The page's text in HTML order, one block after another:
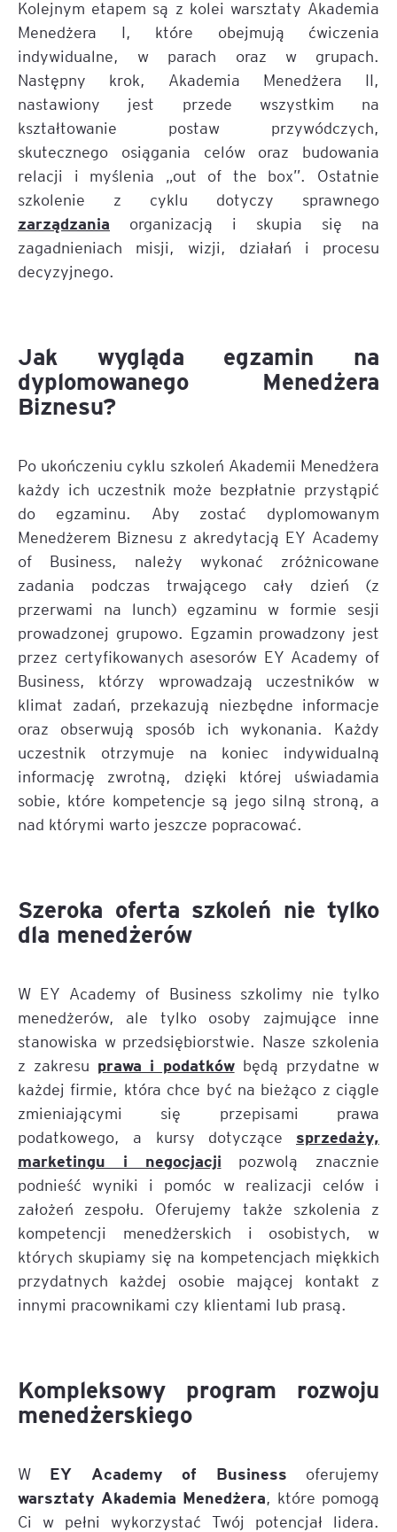
Kolejnym etapem są z kolei warsztaty Akademia
Menedżera I, które obejmują ćwiczenia
indywidualne, w parach oraz w grupach.
Następny krok, Akademia Menedżera II,
nastawiony jest przede wszystkim na
kształtowanie postaw przywódczych,
skutecznego osiągania celów oraz budowania
relacji i myślenia „out of the box”. Ostatnie
szkolenie z cyklu dotyczy sprawnego
zarządzania organizacją i skupia się na
zagadnieniach misji, wizji, działań i procesu
decyzyjnego.
Jak wygląda egzamin na
dyplomowanego Menedżera
Biznesu?
Po ukończeniu cyklu szkoleń Akademii Menedżera
każdy ich uczestnik może bezpłatnie przystąpić
do egzaminu. Aby zostać dyplomowanym
Menedżerem Biznesu z akredytacją EY Academy
of Business, należy wykonać zróżnicowane
zadania podczas trwającego cały dzień (z
przerwami na lunch) egzaminu w formie sesji
prowadzonej grupowo. Egzamin prowadzony jest
przez certyfikowanych asesorów EY Academy of
Business, którzy wprowadzają uczestników w
klimat zadań, przekazują niezbędne informacje
oraz obserwują sposób ich wykonania. Każdy
uczestnik otrzymuje na koniec indywidualną
informację zwrotną, dzięki której uświadamia
sobie, które kompetencje są jego silną stroną, a
nad którymi warto jeszcze popracować.
Szeroka oferta szkoleń nie tylko
dla menedżerów
W EY Academy of Business szkolimy nie tylko
menedżerów, ale tylko osoby zajmujące inne
stanowiska w przedsiębiorstwie. Nasze szkolenia
z zakresu prawa i podatkówbędą przydatne w
każdej firmie, która chce być na bieżąco z ciągle
zmieniającymi się przepisami prawa
podatkowego, a kursy dotyczące sprzedaży,
marketingu i negocjacji pozwolą znacznie
podnieść wyniki i pomóc w realizacji celów i
założeń zespołu. Oferujemy także szkolenia z
kompetencji menedżerskich i osobistych, w
których skupiamy się na kompetencjach miękkich
przydatnych każdej osobie mającej kontakt z
innymi pracownikami czy klientami lub prasą.
Kompleksowy program rozwoju
menedżerskiego
W EY Academy of Business oferujemy
warsztaty Akademia Menedżera, które pomogą
Ci w pełni wykorzystać Twój potencjał lidera.